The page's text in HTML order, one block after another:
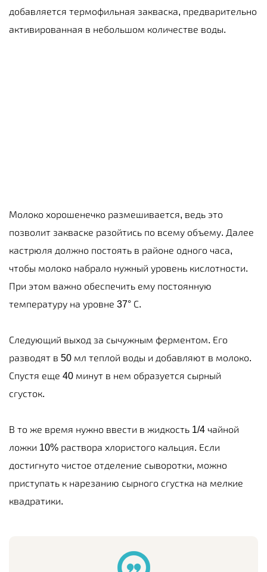
добавляется термофильная закваска, предварительно
активированная в небольшом количестве воды.
Молоко хорошенечко размешивается, ведь это
позволит закваске разойтись по всему объему. Далее
кастрюля должно постоять в районе одного часа,
чтобы молоко набрало нужный уровень кислотности.
При этом важно обеспечить ему постоянную
температуру на уровне 37° С.
Следующий выход за сычужным ферментом. Его
разводят в 50 мл теплой воды и добавляют в молоко.
Спустя еще 40 минут в нем образуется сырный
сгусток.
В то же время нужно ввести в жидкость 1/4 чайной
ложки 10% раствора хлористого кальция. Если
достигнуто чистое отделение сыворотки, можно
приступать к нарезанию сырного сгустка на мелкие
квадратики.